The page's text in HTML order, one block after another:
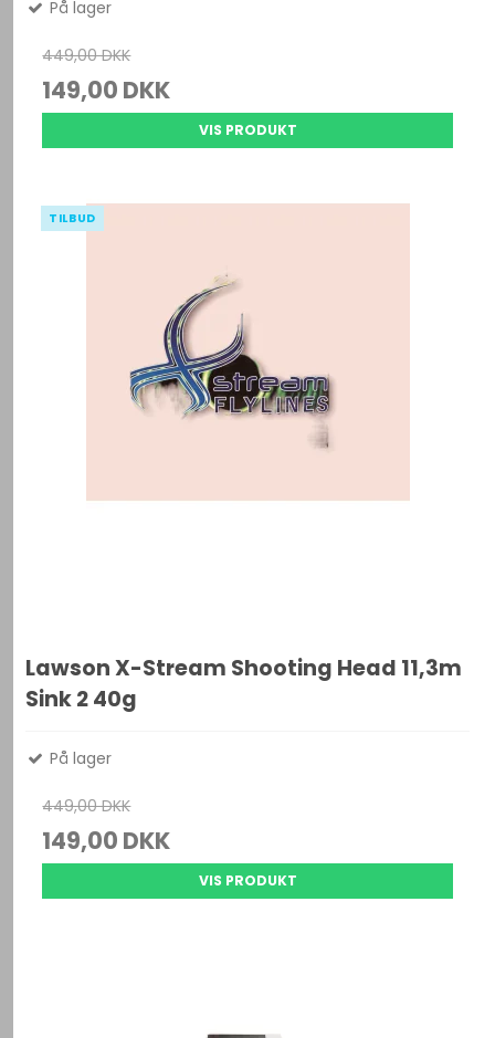
På lager
449,00 DKK
149,00 DKK
VIS PRODUKT
TILBUD
Lawson X-Stream Shooting Head 11,3m
Sink 2 40g
På lager
449,00 DKK
149,00 DKK
VIS PRODUKT